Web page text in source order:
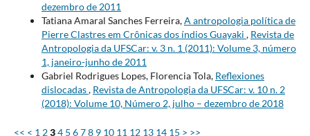
dezembro de 2011
Tatiana Amaral Sanches Ferreira,A antropologia política de
Pierre Clastres em Crônicas dos índios Guayaki , Revista de
Antropologia da UFSCar: v. 3 n. 1 (2011): Volume 3, número
1, janeiro-junho de 2011
Gabriel Rodrigues Lopes, Florencia Tola, Reflexiones
dislocadas, Revista de Antropologia da UFSCar: v. 10 n. 2
(2018): Volume 10, Número 2, julho – dezembro de 2018
<< < 1 234 5 678 9 10 11 12 13 14 15 > >>